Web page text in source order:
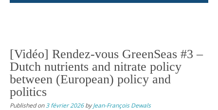
[Vidéo] Rendez-vous GreenSeas #3 –
Dutch nutrients and nitrate policy
between (European) policy and
politics
Published on 3 février 2026byJean-François Dewals